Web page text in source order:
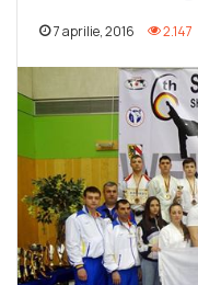
7 aprilie, 2016 2.147